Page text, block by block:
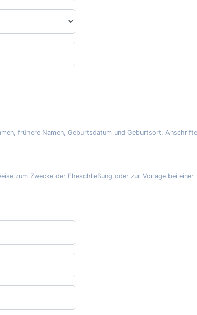
frühere Namen, Geburtsdatum und Geburtsort,
zum Zwecke der Eheschließung oder zur Vorlage bei einer